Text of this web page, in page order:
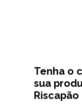
Tenha o
sua